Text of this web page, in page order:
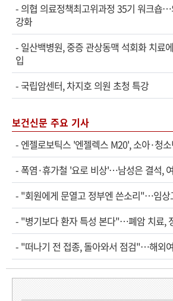
- 의협 의료정책최고위과정 35기 워크숍
강화
- 일산백병원, 중증 관상동맥 석회화 치료
입
-국립암센터, 차지호 의원 초청 특강
보건신문 주요 기사
- 엔젤로보틱스 '엔젤렉스 M20', 소아·청소년 뇌성
- 폭염·휴가철 '요로 비상'…남성은 결석,
- "회원에게 문열고 정부엔 쓴소리"…임상
- "병기보다 환자 특성 본다"…폐암 치료, 정
- "떠나기 전 접종, 돌아와서 점검"…해외여행